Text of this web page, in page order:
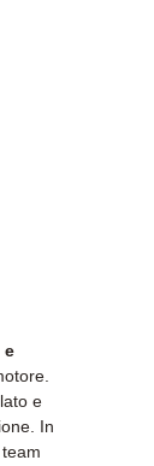
e
e
In